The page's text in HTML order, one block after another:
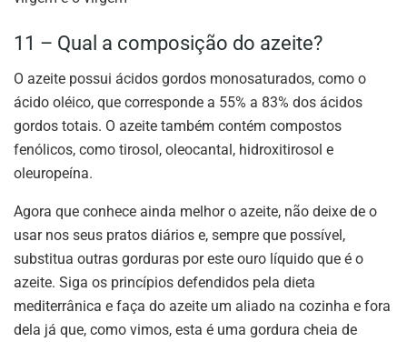
11 – Qual a composição do azeite?
O azeite possui ácidos gordos monosaturados, como o
ácido oléico, que corresponde a 55% a 83% dos ácidos
gordos totais. O azeite também contém compostos
fenólicos, como tirosol, oleocantal, hidroxitirosol e
oleuropeína.
Agora que conhece ainda melhor o azeite, não deixe de o
usar nos seus pratos diários e, sempre que possível,
substitua outras gorduras por este ouro líquido que é o
azeite. Siga os princípios defendidos pela dieta
mediterrânica e faça do azeite um aliado na cozinha e fora
dela já que, como vimos, esta é uma gordura cheia de